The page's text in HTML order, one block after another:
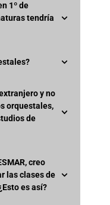
1º de
tendría
y no
orquestales,
de
creo
las clases de
es así?